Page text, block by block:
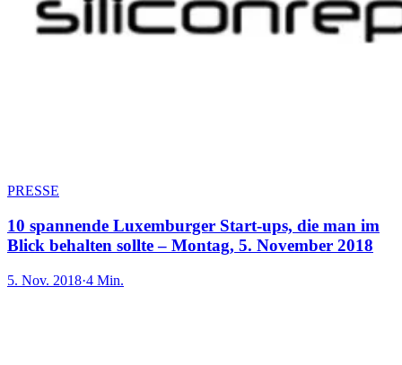
PRESSE
10 spannende Luxemburger Start-ups, die man im
Blick behalten sollte – Montag, 5. November 2018
5. Nov. 2018·4 Min.